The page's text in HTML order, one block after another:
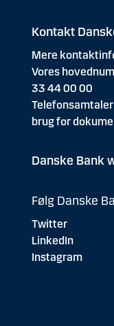
Kontakt
Mere
Vores
33 44 00 00
brug for
Danske Bank
Følg Danske
Twitter
LinkedIn
Instagram